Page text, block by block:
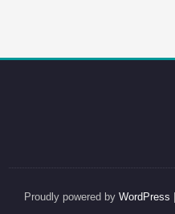
Proudly powered by WordPress